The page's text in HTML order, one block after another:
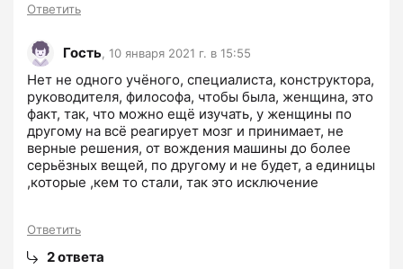
Ответить
Гость 10 января 2021 г. в 15:55
Нет не одного учёного, специалиста, конструктора,
руководителя, философа, чтобы была, женщина, это
факт, так, что можно ещё изучать, у женщины по
другому на всё реагирует мозг и принимает, не
верные решения, от вождения машины до более
серьёзных вещей, по другому и не будет, а единицы
,которые ,кем то стали, так это исключение
Ответить
2ответа